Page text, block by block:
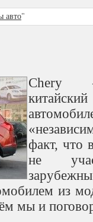
авто"
Chery
факт, что
не
из
мы и